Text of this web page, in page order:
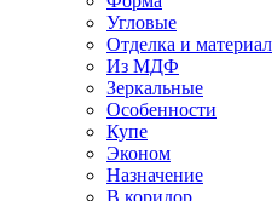
Угловые
Отделка и материал
Из МДФ
Зеркальные
Особенности
Купе
Эконом
Назначение
В коридор